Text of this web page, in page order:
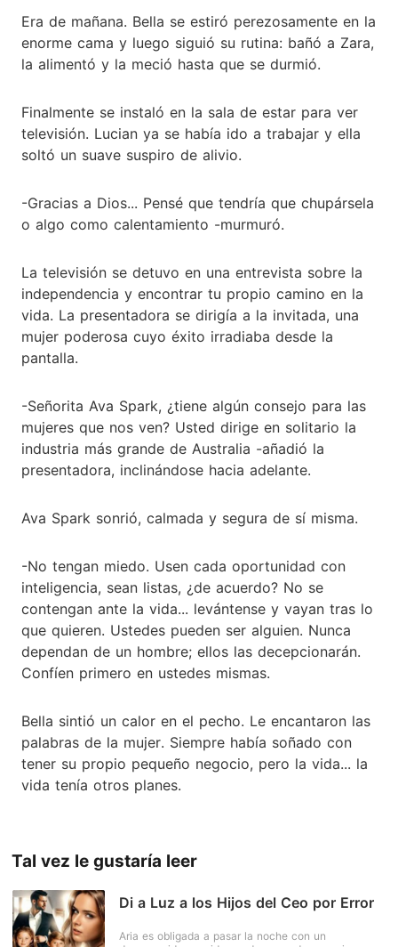
Era de mañana. Bella se estiró perezosamente en la
enorme cama y luego siguió su rutina: bañó a Zara,
la alimentó y la meció hasta que se durmió.
Finalmente se instaló en la sala de estar para ver
televisión. Lucian ya se había ido a trabajar y ella
soltó un suave suspiro de alivio.
-Gracias a Dios... Pensé que tendría que chupársela
o algo como calentamiento -murmuró.
La televisión se detuvo en una entrevista sobre la
independencia y encontrar tu propio camino en la
vida. La presentadora se dirigía a la invitada, una
mujer poderosa cuyo éxito irradiaba desde la
pantalla.
-Señorita Ava Spark, ¿tiene algún consejo para las
mujeres que nos ven? Usted dirige en solitario la
industria más grande de Australia -añadió la
presentadora, inclinándose hacia adelante.
Ava Spark sonrió, calmada y segura de sí misma.
-No tengan miedo. Usen cada oportunidad con
inteligencia, sean listas, ¿de acuerdo? No se
contengan ante la vida... levántense y vayan tras lo
que quieren. Ustedes pueden ser alguien. Nunca
dependan de un hombre; ellos las decepcionarán.
Confíen primero en ustedes mismas.
Bella sintió un calor en el pecho. Le encantaron las
palabras de la mujer. Siempre había soñado con
tener su propio pequeño negocio, pero la vida... la
vida tenía otros planes.
Tal vez le gustaría leer
Di a Luz a los Hijos del Ceo por Error
Aria es obligada a pasar la noche con un